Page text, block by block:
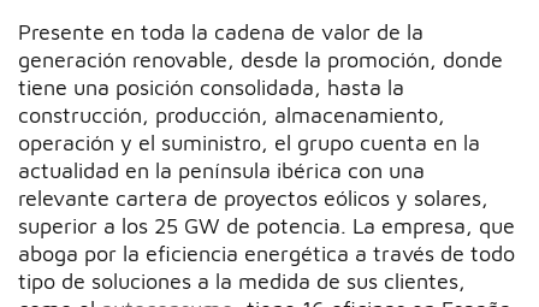
Presente en toda la cadena de valor de la
generación renovable, desde la promoción, donde
tiene una posición consolidada, hasta la
construcción, producción, almacenamiento,
operación y el suministro, el grupo cuenta en la
actualidad en la península ibérica con una
relevante cartera de proyectos eólicos y solares,
superior a los 25 GW de potencia. La empresa, que
aboga por la eficiencia energética a través de todo
tipo de soluciones a la medida de sus clientes,